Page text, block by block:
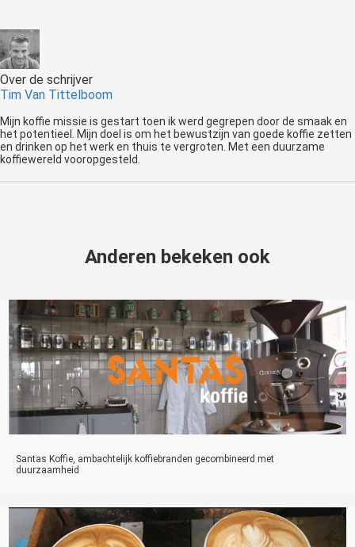
Over de schrijver
Tim Van Tittelboom
Mijn koffie missie is gestart toen ik werd gegrepen door de smaak en
het potentieel. Mijn doel is om het bewustzijn van goede koffie zetten
en drinken op het werk en thuis te vergroten. Met een duurzame
koffiewereld vooropgesteld.
Anderen bekeken ook
Santas Koffie, ambachtelijk koffiebranden gecombineerd met
duurzaamheid